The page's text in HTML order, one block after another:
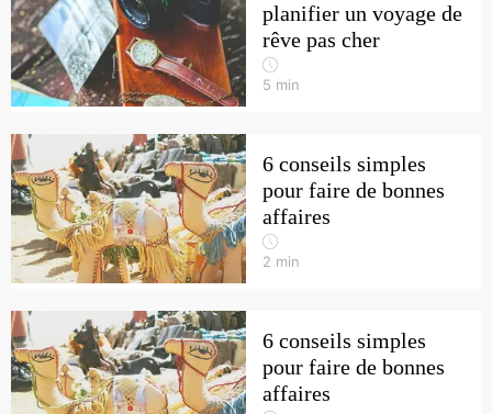
planifier un voyage de
rêve pas cher
5 min
6 conseils simples
pour faire de bonnes
affaires
2 min
6 conseils simples
pour faire de bonnes
affaires